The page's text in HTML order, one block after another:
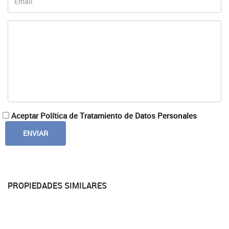
Aceptar Política de Tratamiento de Datos Personales
PROPIEDADES SIMILARES